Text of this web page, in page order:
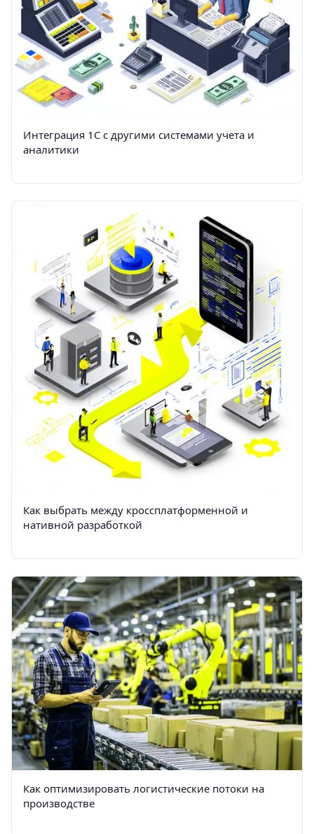
Интеграция 1С с другими системами учета и
аналитики
Как выбрать между кроссплатформенной и
нативной разработкой
Как оптимизировать логистические потоки на
производстве